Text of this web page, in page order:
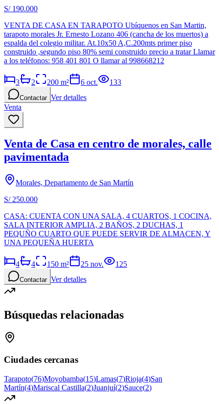
S/ 190.000
VENTA DE CASA EN TARAPOTO Ubíquenos en San Martin,
tarapoto morales Jr. Ernesto Lozano 406 (cancha de los muertos) a
espalda del colegio militar. At.10x50 A,C.200mts primer piso
construido ,segundo piso 80% semi construido precio a tratar Llamar
a los teléfonos: 958 401 801 O llamar al 998668212
3 2 200 m² 6 oct. 133
Contactar Ver detalles
Venta
Venta de Casa en centro de morales, calle
pavimentada
Morales, Departamento de San Martín
S/ 250.000
CASA: CUENTA CON UNA SALA, 4 CUARTOS, 1 COCINA,
SALA INTERIOR AMPLIA, 2 BAÑOS, 2 DUCHAS, 1
PEQUÑO CUARTO QUE PUEDE SERVIR DE ALMACEN, Y
UNA PEQUEÑA HUERTA
4 4 150 m² 25 nov. 125
Contactar Ver detalles
Búsquedas relacionadas
Ciudades cercanas
Tarapoto(76)Moyobamba(15)Lamas(7)Rioja(4)San
Martín(4)Mariscal Castilla(2)Juanjuí(2)Sauce(2)